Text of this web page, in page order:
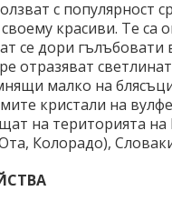
с популярност
своему красиви. Те
се дори гълъбовати
отразяват
малко на
кристали на
на територията
Колорадо),